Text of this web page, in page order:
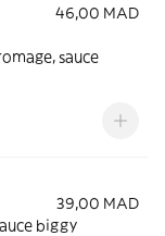
46,00 MAD
sauce
39,00 MAD
biggy